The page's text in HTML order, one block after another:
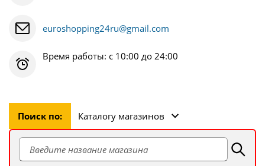
euroshopping24ru@gmail.com
Время работы: с 10:00 до 24:00
Поиск по: Каталогу магазинов